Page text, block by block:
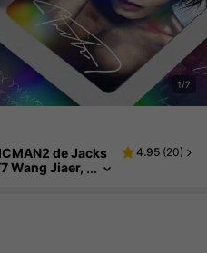
1/7
de Jacks
Wang Jiaer,
4.95 (20)